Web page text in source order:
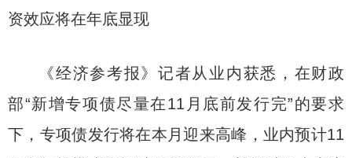
资效应将在年底显现
《经济参考报》记者从业内获悉，在财政
部“新增专项债尽量在11月底前发行完”的要求
下，专项债发行将在本月迎来高峰，业内预计11